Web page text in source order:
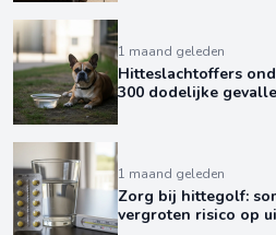
1 maand geleden
Hitteslachtoffers
300 dodelijke
1 maand geleden
Zorg bij hittegolf:
vergroten risico op